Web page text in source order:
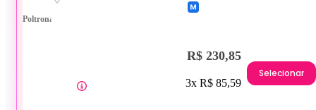
Poltrona
R$ 230,85
3x R$ 85,59
Selecionar